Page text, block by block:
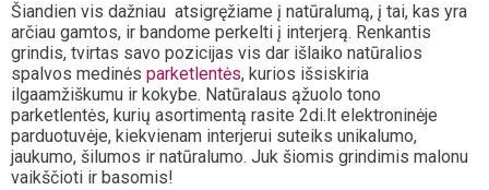
Šiandien vis dažniau atsigręžiame į natūralumą, į tai, kas yra
arčiau gamtos, ir bandome perkelti į interjerą. Renkantis
grindis, tvirtas savo pozicijas vis dar išlaiko natūralios
spalvos medinės parketlentės, kurios išsiskiria
ilgaamžiškumu ir kokybe. Natūralaus ąžuolo tono
parketlentės, kurių asortimentą rasite 2di.lt elektroninėje
parduotuvėje, kiekvienam interjerui suteiks unikalumo,
jaukumo, šilumos ir natūralumo. Juk šiomis grindimis malonu
vaikščioti ir basomis!